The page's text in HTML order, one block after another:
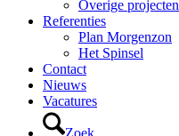
Overige projecten
Referenties
Plan Morgenzon
Het Spinsel
Contact
Nieuws
Vacatures
Zoek